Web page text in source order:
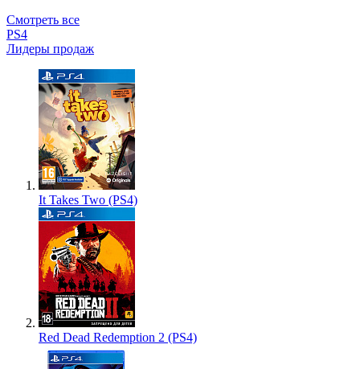
Смотреть все
PS4
Лидеры продаж
It Takes Two (PS4)
Red Dead Redemption 2 (PS4)